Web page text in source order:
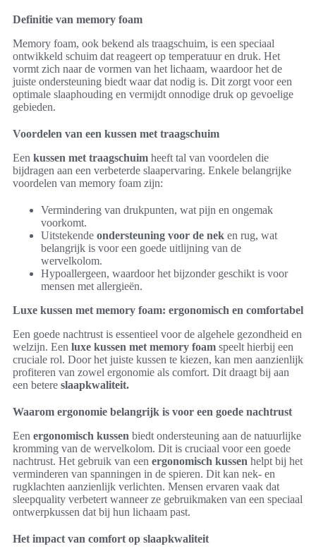
Definitie van memory foam
Memory foam, ook bekend als traagschuim, is een speciaal
ontwikkeld schuim dat reageert op temperatuur en druk. Het
vormt zich naar de vormen van het lichaam, waardoor het de
juiste ondersteuning biedt waar dat nodig is. Dit zorgt voor een
optimale slaaphouding en vermijdt onnodige druk op gevoelige
gebieden.
Voordelen van een kussen met traagschuim
Een kussen met traagschuim heeft tal van voordelen die
bijdragen aan een verbeterde slaapervaring. Enkele belangrijke
voordelen van memory foam zijn:
Vermindering van drukpunten, wat pijn en ongemak
voorkomt.
Uitstekende ondersteuning voor de nek en rug, wat
belangrijk is voor een goede uitlijning van de
wervelkolom.
Hypoallergeen, waardoor het bijzonder geschikt is voor
mensen met allergieën.
Luxe kussen met memory foam: ergonomisch en comfortabel
Een goede nachtrust is essentieel voor de algehele gezondheid en
welzijn. Een luxe kussen met memory foam speelt hierbij een
cruciale rol. Door het juiste kussen te kiezen, kan men aanzienlijk
profiteren van zowel ergonomie als comfort. Dit draagt bij aan
een betere slaapkwaliteit.
Waarom ergonomie belangrijk is voor een goede nachtrust
Een ergonomisch kussen biedt ondersteuning aan de natuurlijke
kromming van de wervelkolom. Dit is cruciaal voor een goede
nachtrust. Het gebruik van een ergonomisch kussen helpt bij het
verminderen van spanningen in de spieren. Dit kan nek- en
rugklachten aanzienlijk verlichten. Mensen ervaren vaak dat
sleepquality verbetert wanneer ze gebruikmaken van een speciaal
ontwerpkussen dat bij hun lichaam past.
Het impact van comfort op slaapkwaliteit